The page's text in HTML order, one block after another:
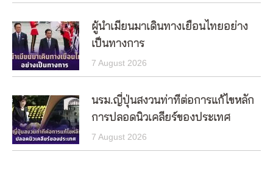
ผู้นำเมียนมาเดินทางเยือนไทยอย่าง
เป็นทางการ
7 August 2026
นรม.ญี่ปุ่นสงวนท่าทีต่อการแก้ไขหลัก
การปลอดนิวเคลียร์ของประเทศ
7 August 2026